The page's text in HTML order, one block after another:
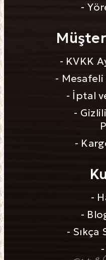
-
- KVKK
- Mesafeli
- İptal
-
-
-
-
- Sıkça